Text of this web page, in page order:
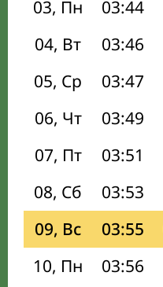
03, Пн
03:44
04, Вт
03:46
05, Ср
03:47
06, Чт
03:49
07, Пт
03:51
08, Сб
03:53
09, Вс
03:55
10, Пн
03:56